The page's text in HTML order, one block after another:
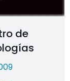
de